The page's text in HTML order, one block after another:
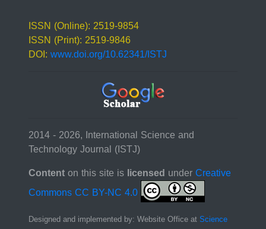
ISSN (Online): 2519-9854
ISSN (Print): 2519-9846
DOI:www.doi.org/10.62341/ISTJ
2014 - 2026, International Science and
Technology Journal (ISTJ)
Contenton this site islicensed underCreative
Commons CC BY-NC 4.0
Designed and implemented by: Website Office atScience